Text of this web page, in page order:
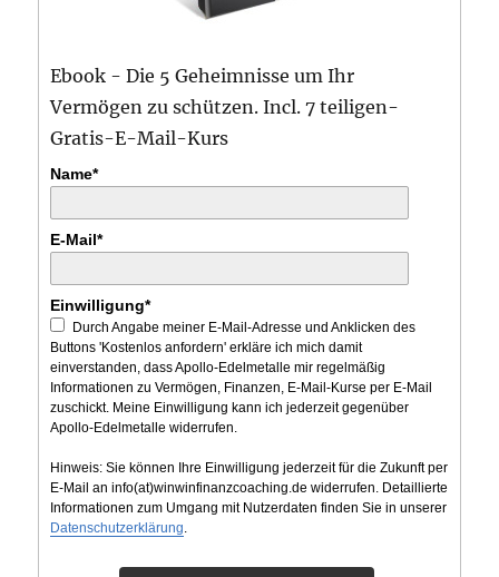
Ebook - Die 5 Geheimnisse um Ihr
Vermögen zu schützen. Incl. 7 teiligen-
Gratis-E-Mail-Kurs
Name*
E-Mail*
Einwilligung*
Durch Angabe meiner E-Mail-Adresse und Anklicken des
Buttons 'Kostenlos anfordern' erkläre ich mich damit
einverstanden, dass Apollo-Edelmetalle mir regelmäßig
Informationen zu Vermögen, Finanzen, E-Mail-Kurse per E-Mail
zuschickt. Meine Einwilligung kann ich jederzeit gegenüber
Apollo-Edelmetalle widerrufen.
Hinweis: Sie können Ihre Einwilligung jederzeit für die Zukunft per
E-Mail an info(at)winwinfinanzcoaching.de widerrufen. Detaillierte
Informationen zum Umgang mit Nutzerdaten finden Sie in unserer
Datenschutzerklärung.